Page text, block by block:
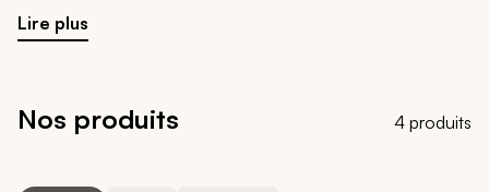
Lire plus
4 produits
Nos produits